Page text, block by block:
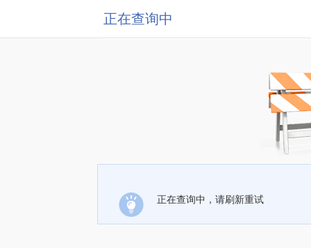
正在查询中
正在查询中，请刷新重试